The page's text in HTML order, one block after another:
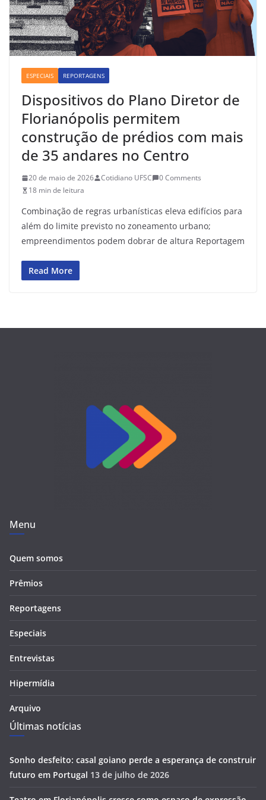
ESPECIAIS REPORTAGENS
Dispositivos do Plano Diretor de
Florianópolis permitem
construção de prédios com mais
de 35 andares no Centro
20 de maio de 2026 Cotidiano UFSC
0 Comments
18 min de leitura
Combinação de regras urbanísticas eleva edifícios para
além do limite previsto no zoneamento urbano;
empreendimentos podem dobrar de altura Reportagem
Read More
Menu
Quem somos
Prêmios
Reportagens
Especiais
Entrevistas
Hipermídia
Arquivo
Últimas notícias
Sonho desfeito: casal goiano perde a esperança de construir
futuro em Portugal 13 de julho de 2026